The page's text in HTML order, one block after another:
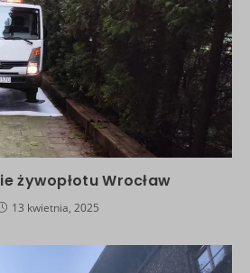
żywopłotu Wrocław
13 kwietnia, 2025